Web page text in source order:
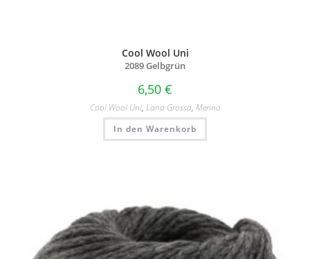
Cool Wool Uni
2089 Gelbgrün
6,50 €
Cool Wool Uni, Lana Grossa, Merino
In den Warenkorb